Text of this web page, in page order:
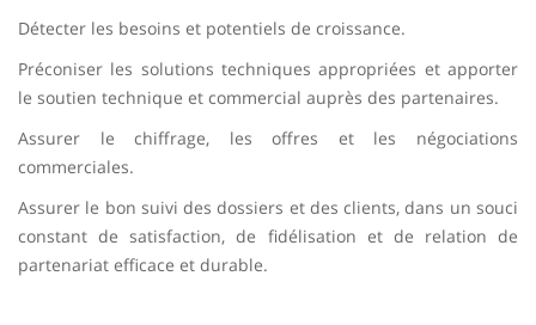
Détecter les besoins et potentiels de croissance.
Préconiser les solutions techniques appropriées et apporter
le soutien technique et commercial auprès des partenaires.
Assurer le chiffrage, les offres et les négociations
commerciales.
Assurer le bon suivi des dossiers et des clients, dans un souci
constant de satisfaction, de fidélisation et de relation de
partenariat efficace et durable.